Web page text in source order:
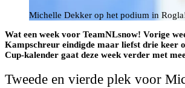
Michelle Dekker op het podium in
Wat een week voor TeamNLsnow! Vorige
Kampschreur eindigde maar liefst drie keer
Cup-kalender gaat deze week verder met
Tweede en vierde plek voor